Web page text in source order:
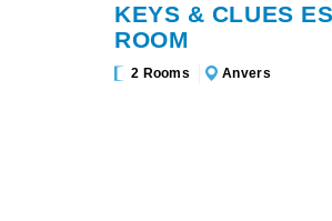
KEYS & CLUES
ROOM
2 Rooms Anvers